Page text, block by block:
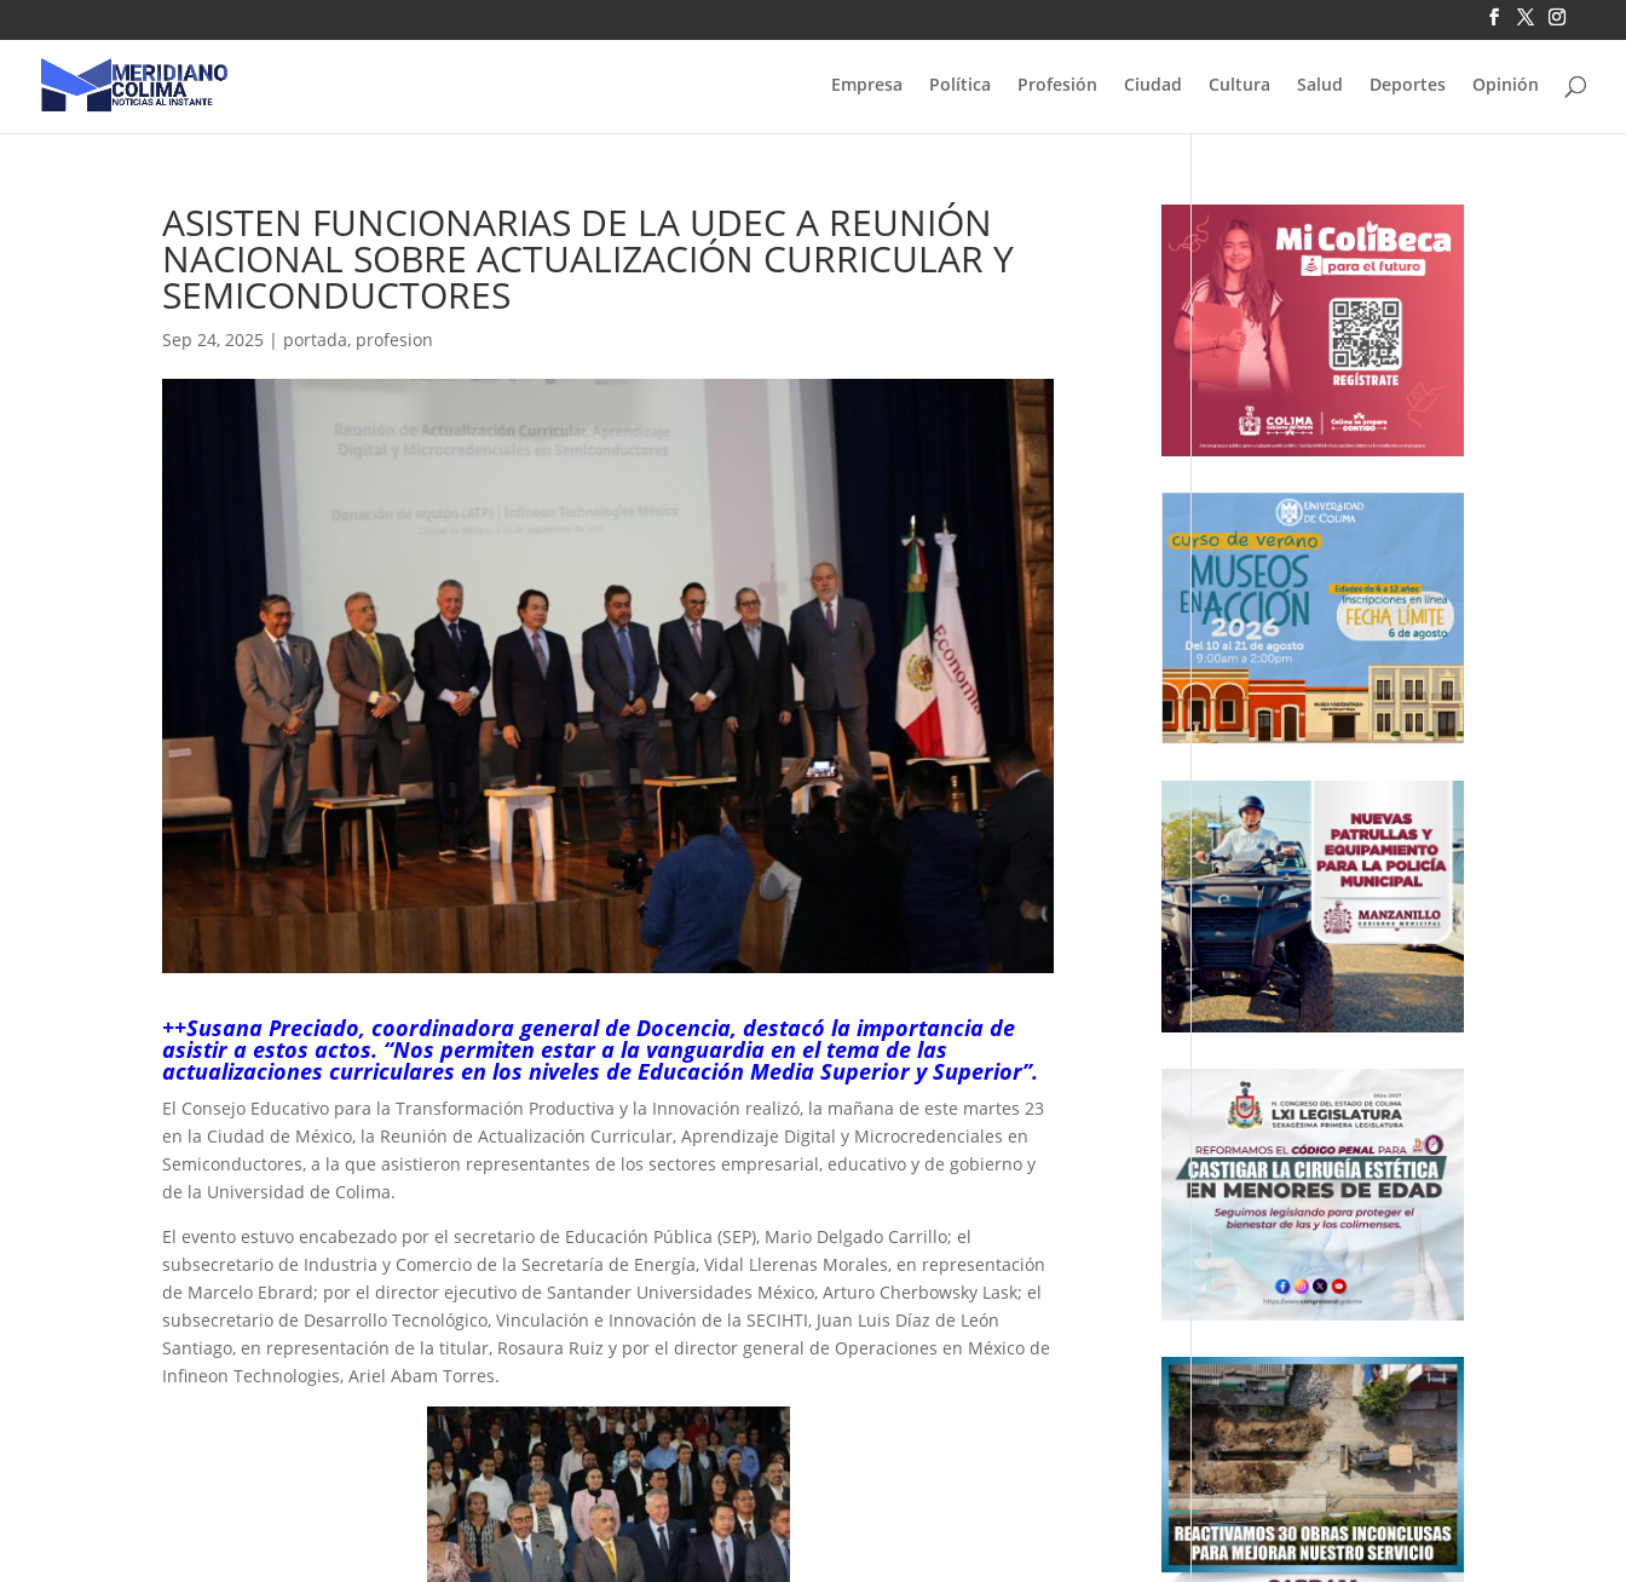
Empresa Política Profesión Ciudad Cultura Salud Deportes Opinión
ASISTEN FUNCIONARIAS DE LA UDEC A REUNIÓN
NACIONAL SOBRE ACTUALIZACIÓN CURRICULAR Y
SEMICONDUCTORES
Sep 24, 2025 | portada, profesion
++Susana Preciado, coordinadora general de Docencia, destacó la importancia de
asistir a estos actos. “Nos permiten estar a la vanguardia en el tema de las
actualizaciones curriculares en los niveles de Educación Media Superior y Superior”.
El Consejo Educativo para la Transformación Productiva y la Innovación realizó, la mañana de este martes 23
en la Ciudad de México, la Reunión de Actualización Curricular, Aprendizaje Digital y Microcredenciales en
Semiconductores, a la que asistieron representantes de los sectores empresarial, educativo y de gobierno y
de la Universidad de Colima.
El evento estuvo encabezado por el secretario de Educación Pública (SEP), Mario Delgado Carrillo; el
subsecretario de Industria y Comercio de la Secretaría de Energía, Vidal Llerenas Morales, en representación
de Marcelo Ebrard; por el director ejecutivo de Santander Universidades México, Arturo Cherbowsky Lask; el
subsecretario de Desarrollo Tecnológico, Vinculación e Innovación de la SECIHTI, Juan Luis Díaz de León
Santiago, en representación de la titular, Rosaura Ruiz y por el director general de Operaciones en México de
Infineon Technologies, Ariel Abam Torres.